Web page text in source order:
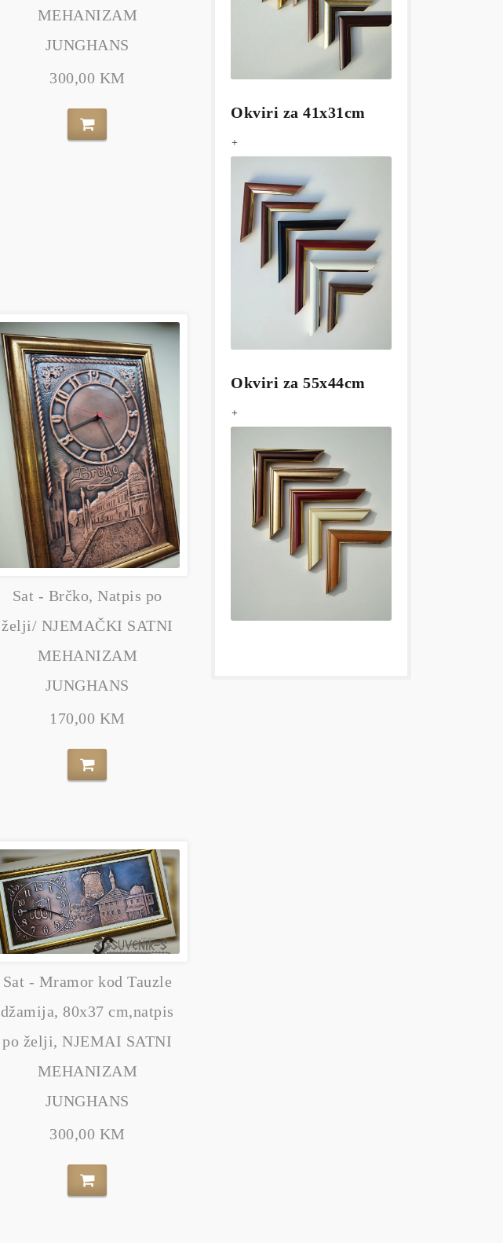
MEHANIZAM
JUNGHANS
300,00 KM
Sat - Brčko, Natpis po
želji/ NJEMAČKI SATNI
MEHANIZAM
JUNGHANS
170,00 KM
Sat - Mramor kod Tauzle
džamija, 80x37 cm,natpis
po želji, NJEMAI SATNI
MEHANIZAM
JUNGHANS
300,00 KM
Okviri za 41x31cm
+
Okviri za 55x44cm
+